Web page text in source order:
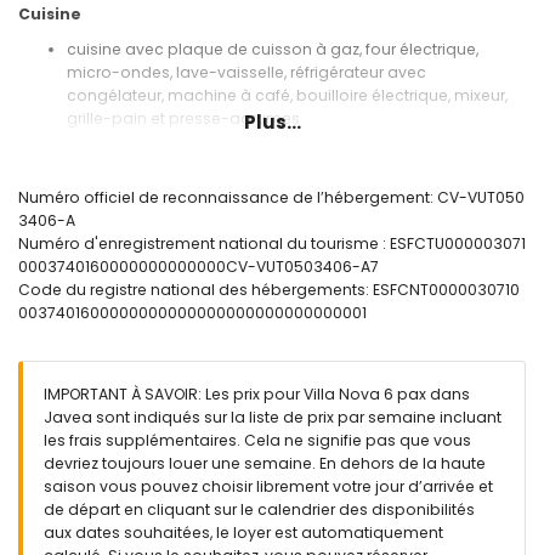
Cuisine
cuisine avec plaque de cuisson à gaz, four électrique,
micro-ondes, lave-vaisselle, réfrigérateur avec
congélateur, machine à café, bouilloire électrique, mixeur,
grille-pain et presse-agrumes
chambre avec climatisation et lit queen-size (mesurant 200
par 160 cm) et salle de bain en suite
chambre avec climatisation et lit queen-size (mesurant 200
par 160 cm)
chambre avec climatisation et 2 lits simples (mesurant 190
par 90 cm)
Extérieur de la villa
terrain clôturé
piscine privée mesurant 8 m x 4 m et 2 m de profondeur
jardin avec pelouse, arbres et mobilier de jardin avec
chaises longues
3 terrasses, dont 1 couverte
Plus...
Numéro officiel de reconnaissance de l’hébergement: CV-VUT050
3406-A
Numéro d'enregistrement national du tourisme : ESFCTU000003071
0003740160000000000000CV-VUT0503406-A7
Code du registre national des hébergements: ESFCNT0000030710
0037401600000000000000000000000000001
IMPORTANT À SAVOIR: Les prix pour Villa Nova 6 pax dans
Javea sont indiqués sur la liste de prix par semaine incluant
les frais supplémentaires. Cela ne signifie pas que vous
devriez toujours louer une semaine. En dehors de la haute
saison vous pouvez choisir librement votre jour d’arrivée et
de départ en cliquant sur le calendrier des disponibilités
aux dates souhaitées, le loyer est automatiquement